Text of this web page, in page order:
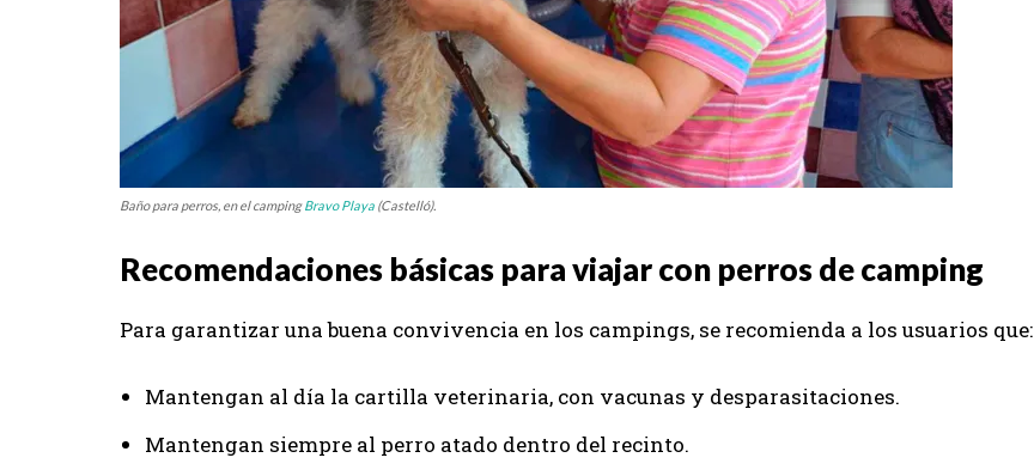
Baño para perros, en el campingBravo Playa (Castelló).
Recomendaciones básicas para viajar con perros de camping
Para garantizar una buena convivencia en los campings, se recomienda a los usuarios que:
Mantengan al día la cartilla veterinaria, con vacunas y desparasitaciones.
Mantengan siempre al perro atado dentro del recinto.